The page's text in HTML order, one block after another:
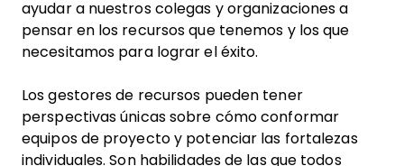
ayudar a nuestros colegas y organizaciones a
pensar en los recursos que tenemos y los que
necesitamos para lograr el éxito.
Los gestores de recursos pueden tener
perspectivas únicas sobre cómo conformar
equipos de proyecto y potenciar las fortalezas
individuales. Son habilidades de las que todos